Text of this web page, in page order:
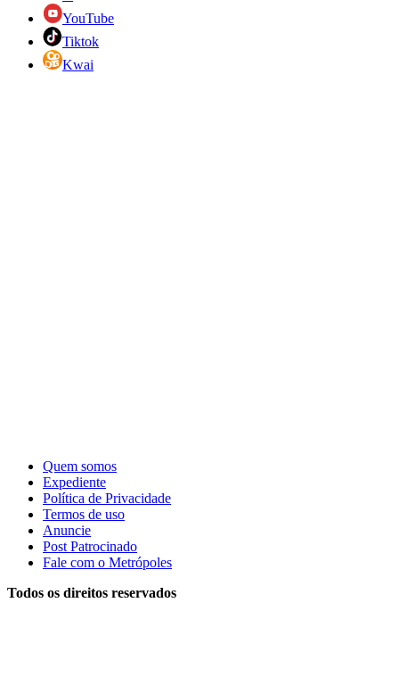
YouTube
Tiktok
Kwai
Quem somos
Expediente
Política de Privacidade
Termos de uso
Anuncie
Post Patrocinado
Fale com o Metrópoles
Todos os direitos reservados